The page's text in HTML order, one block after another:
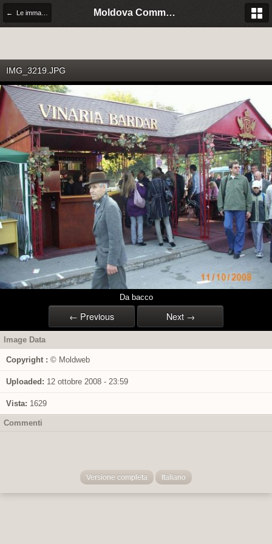
Moldova Community Italia
IMG_3219.JPG
Da bacco
← Previous Next →
Image Data
Copyright : © Moldweb
Uploaded: 12 ottobre 2008 - 23:59
Vista: 1629
Commenti
Versione completa Italiano